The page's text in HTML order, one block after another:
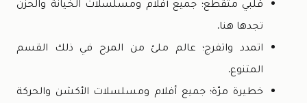
قلبي متقطع؛ جميع أفلام ومسلسلات الخيانة والحزن
تجدها هنا.
اتمدد واتفرج؛ عالم ملئ من المرح في ذلك القسم
المتنوع.
خطيرة مرّة؛ جميع أفلام ومسلسلات الأكشن والحركة